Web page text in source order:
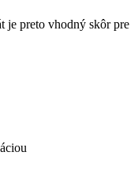
je preto vhodný skôr pre